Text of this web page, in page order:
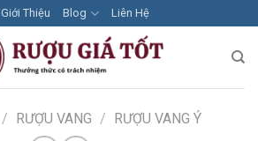
Giới Thiệu Blog Liên Hệ
/ RƯỢU VANG / RƯỢU VANG Ý